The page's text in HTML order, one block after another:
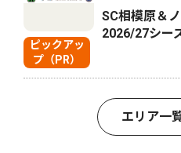
ピックアッ
プ（PR）
SC相模原＆
2026/27シー
エリア一